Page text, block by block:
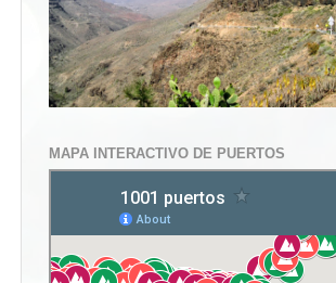
MAPA INTERACTIVO DE PUERTOS